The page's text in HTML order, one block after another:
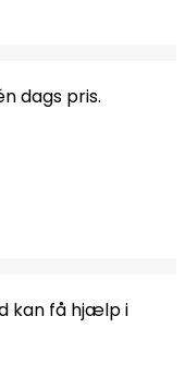
dags pris.
kan få hjælp i